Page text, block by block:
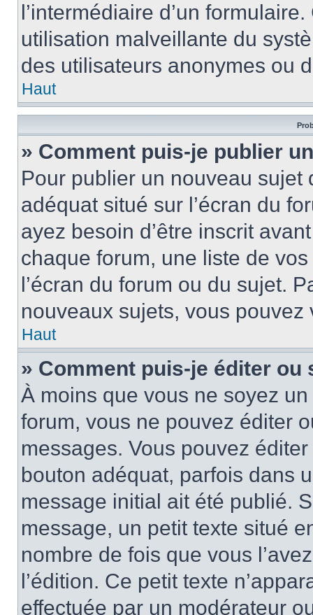
l’intermédiaire d’un
utilisation malveillante du
des utilisateurs anonymes ou
Haut
» Comment puis-je publier
Pour publier un nouveau
adéquat situé sur l’écran du
ayez besoin d’être inscrit
chaque forum, une liste de
l’écran du forum ou du sujet.
nouveaux sujets, vous
Haut
» Comment puis-je éditer
À moins que vous ne soyez
forum, vous ne pouvez éditer
messages. Vous pouvez
bouton adéquat, parfois dans
message initial ait été publié.
message, un petit texte situé
nombre de fois que vous
l’édition. Ce petit texte
effectuée par un modérateur